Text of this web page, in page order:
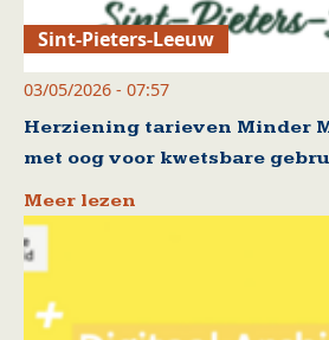
Sint-Pieters-Leeuw
03/05/2026 - 07:57
Herziening tarieven Minder
met oog voor kwetsbare
Meer lezen